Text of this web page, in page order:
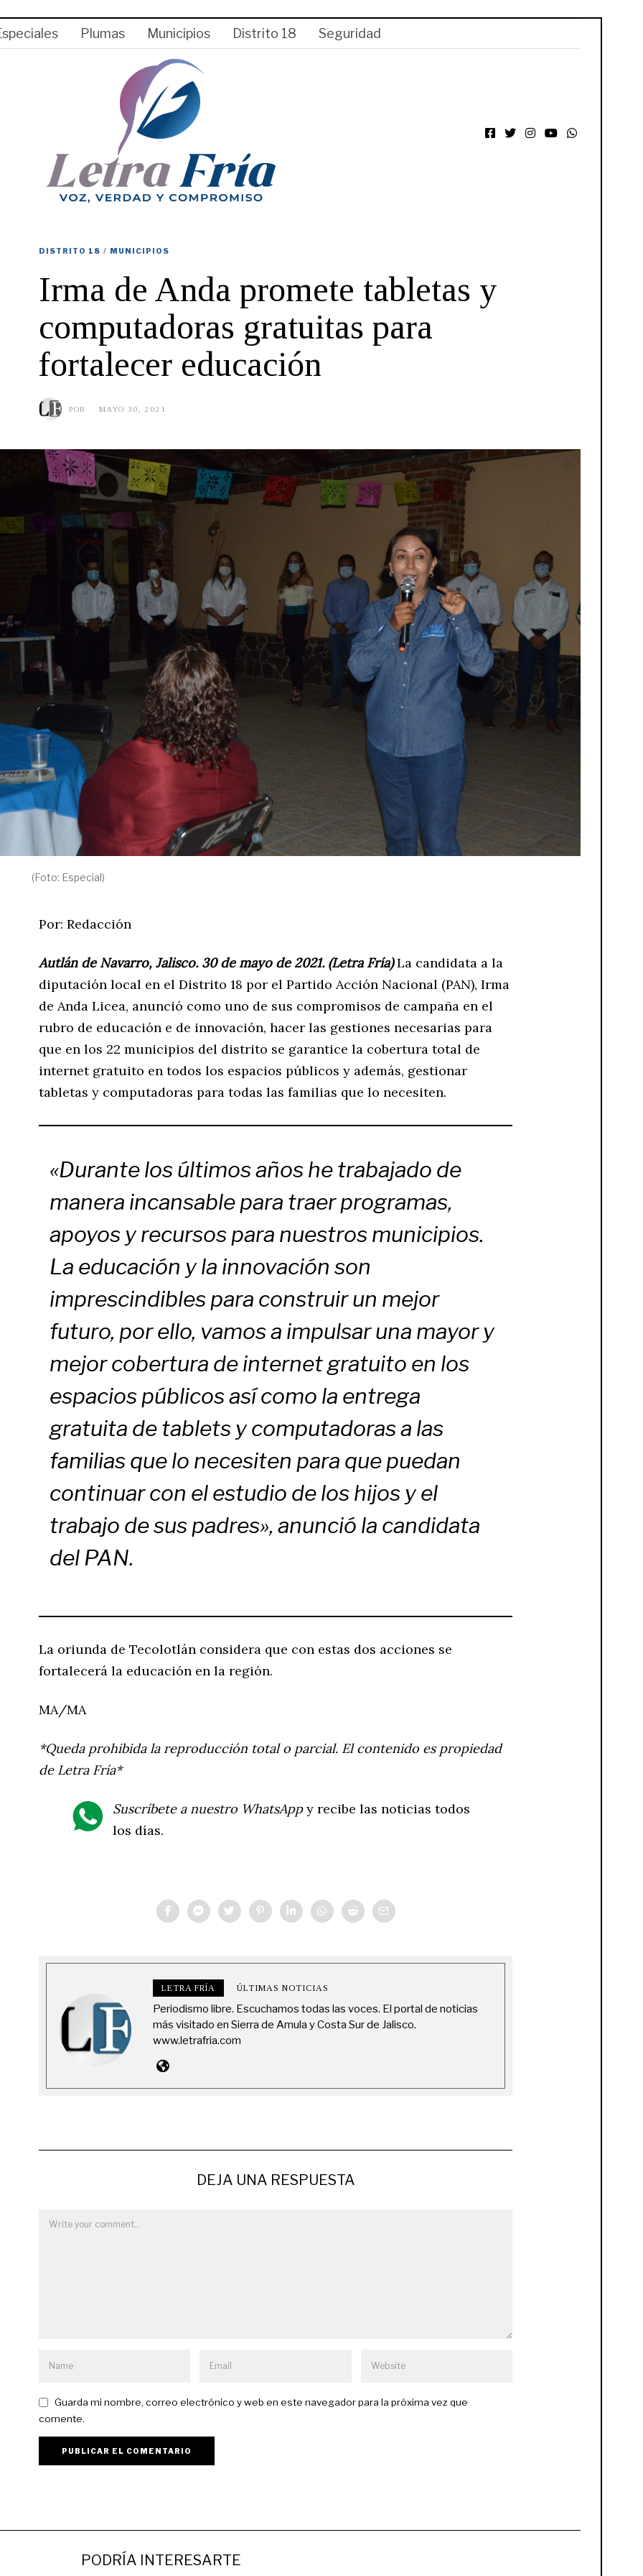
Plumas Municipios Distrito 18 Seguridad
DISTRITO 18 / MUNICIPIOS
Irma de Anda promete tabletas y
computadoras gratuitas para
fortalecer educación
POR MAYO 30, 2021
3
1
,
2
0
2
(Foto: Especial)
Por: Redacción
Autlán de Navarro, Jalisco. 30 de mayo de 2021. (Letra Fría)La candidata a la
diputación local en el Distrito 18 por el Partido Acción Nacional (PAN), Irma
de Anda Licea, anunció como uno de sus compromisos de campaña en el
rubro de educación e de innovación, hacer las gestiones necesarias para
que en los 22 municipios del distrito se garantice la cobertura total de
internet gratuito en todos los espacios públicos y además, gestionar
tabletas y computadoras para todas las familias que lo necesiten.
«Durante los últimos años he trabajado de
manera incansable para traer programas,
apoyos y recursos para nuestros municipios.
La educación y la innovación son
imprescindibles para construir un mejor
futuro, por ello, vamos a impulsar una mayor y
mejor cobertura de internet gratuito en los
espacios públicos así como la entrega
gratuita de tablets y computadoras a las
familias que lo necesiten para que puedan
continuar con el estudio de los hijos y el
trabajo de sus padres», anunció la candidata
del PAN.
La oriunda de Tecolotlán considera que con estas dos acciones se
fortalecerá la educación en la región.
MA/MA
*Queda prohibida la reproducción total o parcial. El contenido es propiedad
de Letra Fría*
Suscríbete a nuestro WhatsAppy recibe las noticias todos
los días.
LETRA FRÍA ÚLTIMAS NOTICIAS
Periodismo libre. Escuchamos todas las voces. El portal de noticias
más visitado en Sierra de Amula y Costa Sur de Jalisco.
www.letrafria.com
DEJA UNA RESPUESTA
Guarda mi nombre, correo electrónico y web en este navegador para la próxima vez que
comente.
PODRÍA INTERESARTE